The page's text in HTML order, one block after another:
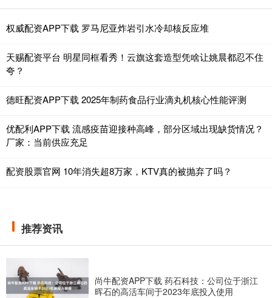
权威配资APP下载 罗马尼亚炸岩引水冷却核反应堆
天赐配资平台 明星同框看秀！云旗这套造型凭啥让姚晨都忍不住
夸？
德旺配资APP下载 2025年制药食品行业滴丸机核心性能评测
优配利APP下载 流感疫苗迎接种高峰，部分区域出现缺货情况？
厂家：当前供应充足
配资股票官网 10年消失超8万家，KTV真的被抛弃了吗？
推荐资讯
尚牛配资APP下载 药石科技：公司位于浙江
晖石的高活车间于2023年底投入使用